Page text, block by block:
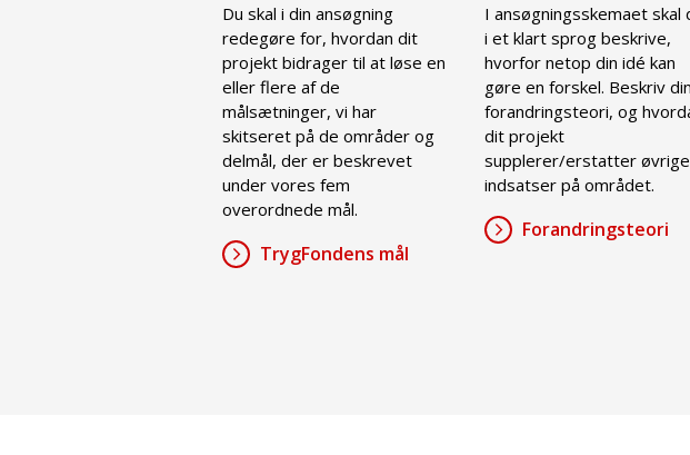
Du skal i din ansøgning
redegøre for, hvordan dit
projekt bidrager til at løse en
eller flere af de
målsætninger, vi har
skitseret på de områder og
delmål, der er beskrevet
under vores fem
overordnede mål.
TrygFondens mål
I ansøgningsskemaet skal
i et klart sprog beskrive,
hvorfor netop din idé kan
gøre en forskel. Beskriv din
forandringsteori, og
dit projekt
supplerer/erstatter øvrige
indsatser på området.
Forandringsteori